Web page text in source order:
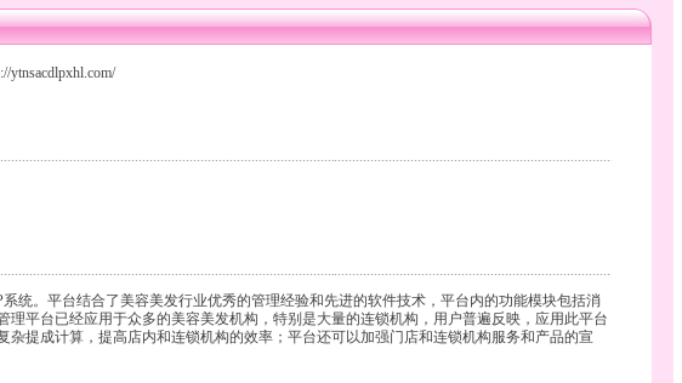
ytnsacdlpxhl.com/
统。平台结合了美容美发行业优秀的管理经验和先进的软件技术，平台内的功能模块包括消
平台已经应用于众多的美容美发机构，特别是大量的连锁机构，用户普遍反映，应用此平台
提成计算，提高店内和连锁机构的效率；平台还可以加强门店和连锁机构服务和产品的宣